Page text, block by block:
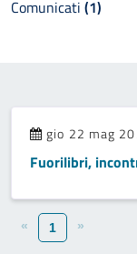
Comunicati (1)
gio 22 mag
Fuorilibri,
« 1 »